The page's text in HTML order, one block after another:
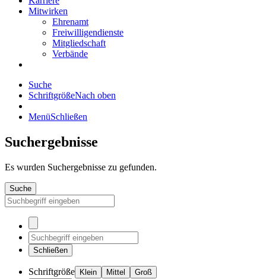
Mitwirken
Ehrenamt
Freiwilligendienste
Mitgliedschaft
Verbände
Suche
SchriftgrößeNach oben
MenüSchließen
Suchergebnisse
Es wurden Suchergebnisse zu gefunden.
Suche
Schließen
Schriftgröße Klein Mittel
Groß